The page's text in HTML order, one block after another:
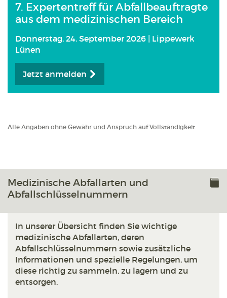
7. Expertentreff für Abfallbeauftragte
aus dem medizinischen Bereich
Donnerstag, 24. September 2026 | Lippewerk
Lünen
Jetzt anmelden
Alle Angaben ohne Gewähr und Anspruch auf Vollständigkeit.
Medizinische Abfallarten und
Abfallschlüsselnummern
In unserer Übersicht finden Sie wichtige
medizinische Abfallarten, deren
Abfallschlüsselnummern sowie zusätzliche
Informationen und spezielle Regelungen, um
diese richtig zu sammeln, zu lagern und zu
entsorgen.